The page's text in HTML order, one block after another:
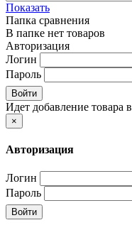
Показать
Папка сравнения
В папке нет товаров
Авторизация
Логин
Пароль
Войти
Идет добавление товара
×
Авторизация
Логин
Пароль
Войти